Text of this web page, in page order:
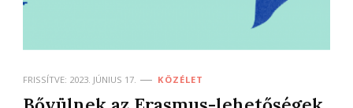
FRISSÍTVE: 2023. JÚNIUS 17. KÖZÉLET